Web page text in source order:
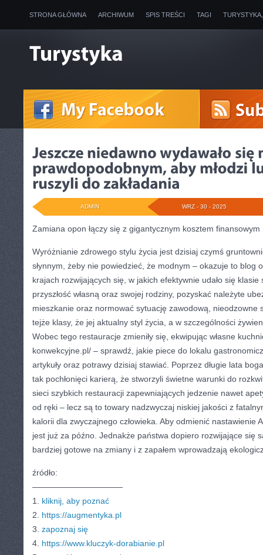
STRONA GŁÓWNA ARCHIWUM SPIS TREŚCI TAGI
WRZ - 30 - 2025
ADMIN
Zamiana opon łączy się z gigantycznym kosztem finansowym
Wyróżnianie zdrowego stylu życia jest dzisiaj czymś
słynnym, żeby nie powiedzieć, że modnym – okazuje to blog
krajach rozwijających się, w jakich efektywnie udało się
przyszłość własną oraz swojej rodziny, pozyskać należyte
mieszkanie oraz normować sytuację zawodową, nieodzowne
tejże klasy, że jej aktualny styl życia, a w szczególności
Wobec tego restauracje zmieniły się, ekwipując własne
konwekcyjne.pl/ – sprawdź, jakie piece do lokalu
artykuły oraz potrawy dzisiaj stawiać. Poprzez długie lata
tak pochłonięci karierą, że stworzyli świetne warunki do
sieci szybkich restauracji zapewniających jedzenie nawet
od ręki – lecz są to towary nadzwyczaj niskiej jakości z
kalorii dla zwyczajnego człowieka. Aby odmienić nastawienie
jest już za późno. Jednakże państwa dopiero rozwijające się
bardziej gotowe na zmiany i z zapałem wprowadzają
źródło:
———————————
1. kliknij, aby poznać
2. https://augmentyka.pl
3. zapoznaj się
4. https://www.kluczyk-dorabianie.pl